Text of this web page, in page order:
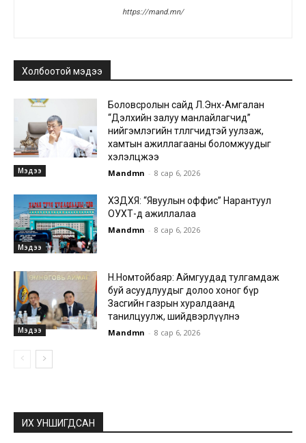
https://mand.mn/
Холбоотой мэдээ
Мэдээ
Боловсролын сайд Л.Энх-Амгалан
“Дэлхийн залуу манлайлагчид”
нийгэмлэгийн төлөөлөгчидтэй уулзаж,
хамтын ажиллагааны боломжуудыг
хэлэлцжээ
Mandmn - 8 сар 6, 2026
Мэдээ
ХЗДХЯ: “Явуулын оффис” Нарантуул
ОУХТ-д ажиллалаа
Mandmn - 8 сар 6, 2026
Мэдээ
Н.Номтойбаяр: Аймгуудад тулгамдаж
буй асуудлуудыг долоо хоног бүр
Засгийн газрын хуралдаанд
танилцуулж, шийдвэрлүүлнэ
Mandmn - 8 сар 6, 2026
ИХ УНШИГДСАН